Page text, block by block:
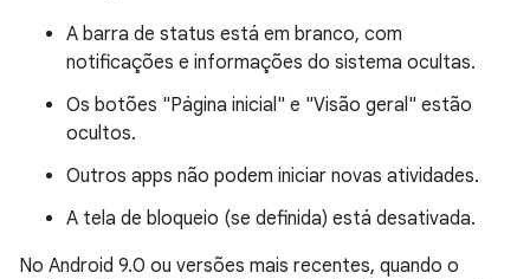
A barra de status está em branco, com
notificações e informações do sistema ocultas.
Os botões "Página inicial" e "Visão geral" estão
ocultos.
Outros apps não podem iniciar novas atividades.
A tela de bloqueio (se definida) está desativada.
No Android 9.0 ou versões mais recentes, quando o